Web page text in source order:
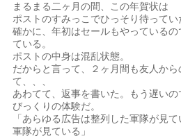
まるまる二ヶ月の間、この年賀状は
ポストのすみっこでひっそり待ってい
確かに、年初はセールもやっている
ている。
ポストの中身は混乱状態。
だからと言って、２ヶ月間も友人か
て、、、
あわてて、返事を書いた。もう遅いの
びっくりの体験だ。
「あらゆる広告は整列した軍隊が見
軍隊が見ている」